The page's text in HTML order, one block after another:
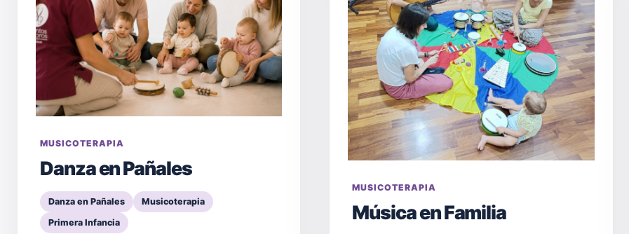
MUSICOTERAPIA
Danza en Pañales
Danza en Pañales
Musicoterapia
Primera Infancia
MUSICOTERAPIA
Música en Familia